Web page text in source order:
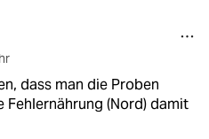
dass man die Proben
Fehlernährung (Nord) damit